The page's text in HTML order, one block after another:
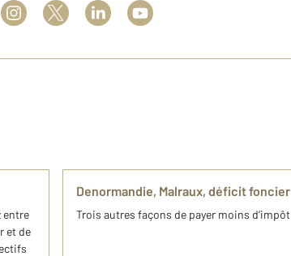
entre
et de
Denormandie, Malraux, déficit foncier
Trois autres façons de payer moins d’impôt